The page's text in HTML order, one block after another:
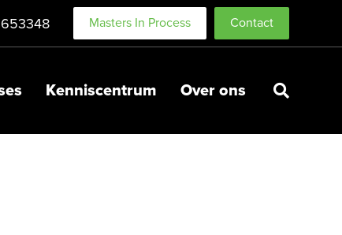
Masters In Process Contact
Kenniscentrum Over ons